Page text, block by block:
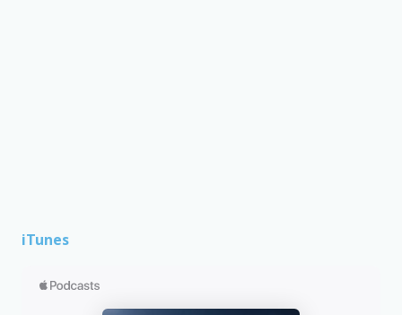
iTunes